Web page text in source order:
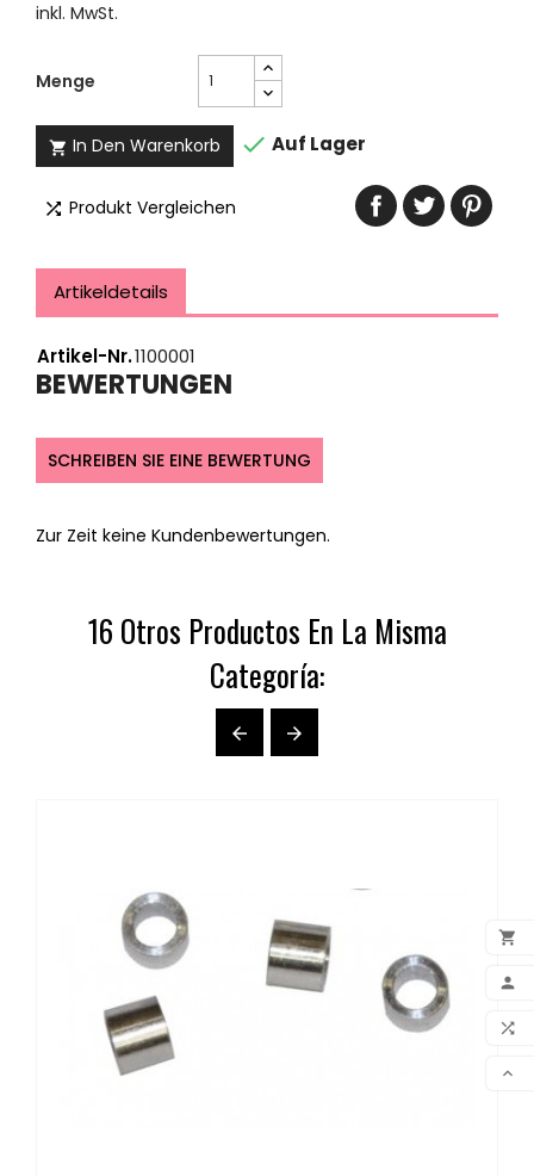




inkl. MwSt.
Menge
 In Den Warenkorb  Auf Lager
 Produkt Vergleichen
Artikeldetails
Artikel-Nr.1100001
BEWERTUNGEN
SCHREIBEN SIE EINE BEWERTUNG
Zur Zeit keine Kundenbewertungen.
16 Otros Productos En La Misma
Categoría:
 